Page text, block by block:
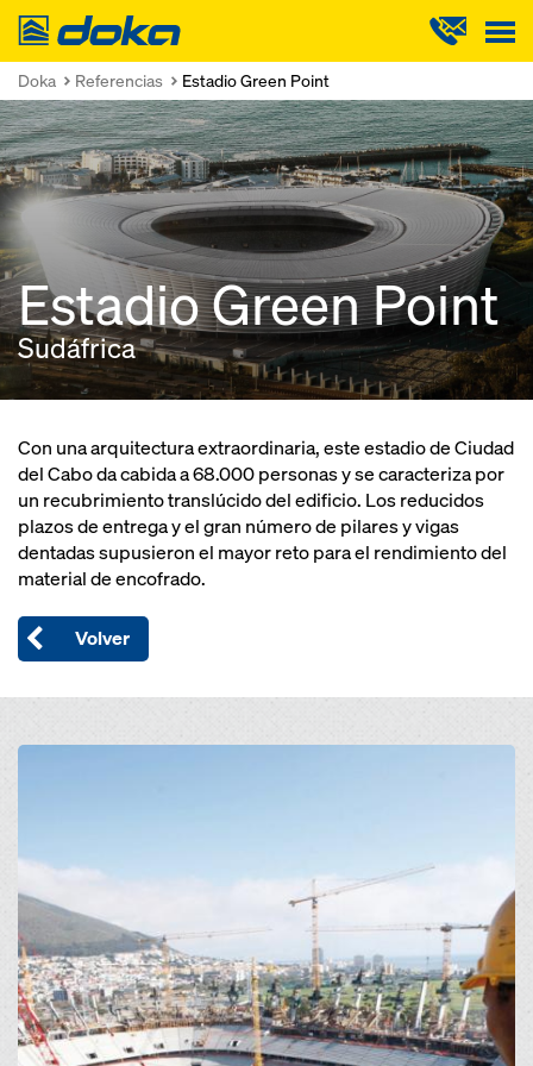
Doka
Doka Referencias Estadio Green Point
Estadio Green Point
Sudáfrica
Con una arquitectura extraordinaria, este estadio de Ciudad
del Cabo da cabida a 68.000 personas y se caracteriza por
un recubrimiento translúcido del edificio. Los reducidos
plazos de entrega y el gran número de pilares y vigas
dentadas supusieron el mayor reto para el rendimiento del
material de encofrado.
Volver
Open